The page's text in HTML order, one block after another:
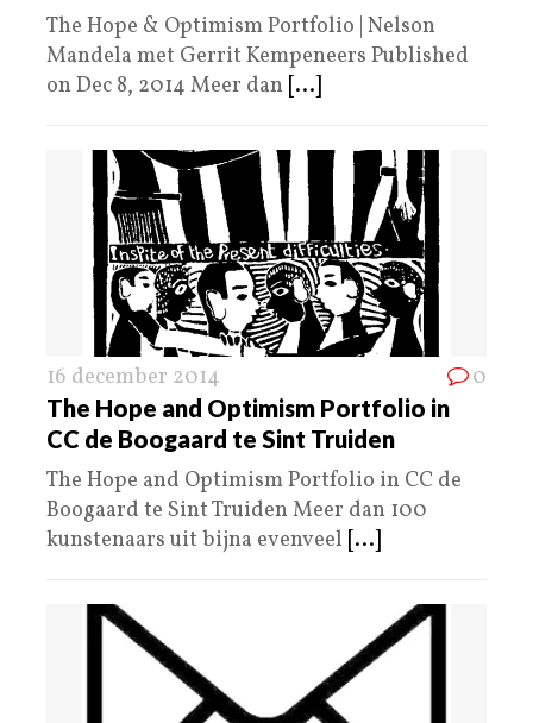
The Hope & Optimism Portfolio | Nelson
Mandela met Gerrit Kempeneers Published
on Dec 8, 2014 Meer dan [...]
16 december 2014 0
The Hope and Optimism Portfolio in
CC de Boogaard te Sint Truiden
The Hope and Optimism Portfolio in CC de
Boogaard te Sint Truiden Meer dan 100
kunstenaars uit bijna evenveel [...]